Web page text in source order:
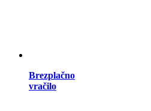
Brezplačno
vračilo